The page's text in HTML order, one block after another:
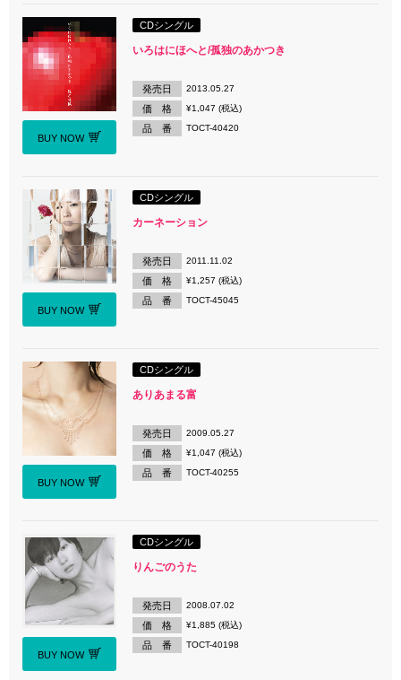
BUY NOW
CDシングル
いろはにほへと/孤独のあかつき
発売日 2013.05.27
価 格 ¥1,047 (税込)
品 番 TOCT-40420
BUY NOW
CDシングル
カーネーション
発売日 2011.11.02
価 格 ¥1,257 (税込)
品 番 TOCT-45045
BUY NOW
CDシングル
ありあまる富
発売日 2009.05.27
価 格 ¥1,047 (税込)
品 番 TOCT-40255
BUY NOW
CDシングル
りんごのうた
発売日 2008.07.02
価 格 ¥1,885 (税込)
品 番 TOCT-40198